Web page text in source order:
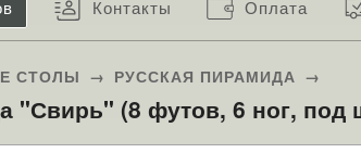
Контакты Оплата
СТОЛЫ → РУССКАЯ ПИРАМИДА →
"Свирь" (8 футов, 6 ног,